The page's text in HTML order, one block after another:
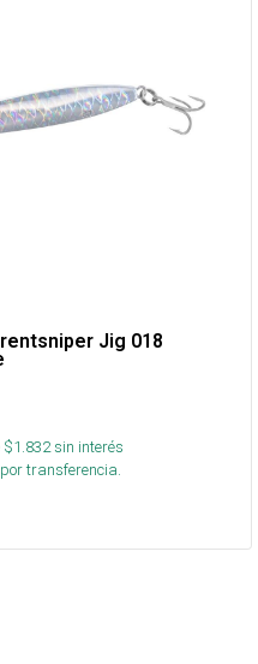
Jig 018
$1.832sin interés
por transferencia.